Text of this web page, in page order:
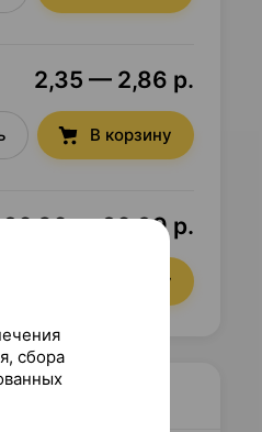
2,35 — 2,86 р.
В корзину
26,36 — 26,99 р.
В корзину
сбора